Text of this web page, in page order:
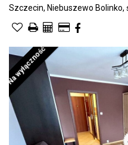
Szczecin, Niebuszewo Bolinko,
Na wyłączność